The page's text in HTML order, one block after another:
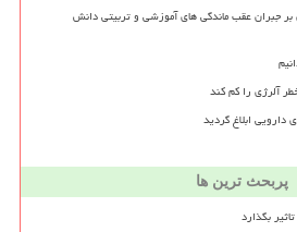
جبران عقب ماندگی های آموزشی و تربیتی دانش
آلرژی را کم کند
ابلاغ گردید
پربحث ترین ها
بگذارد